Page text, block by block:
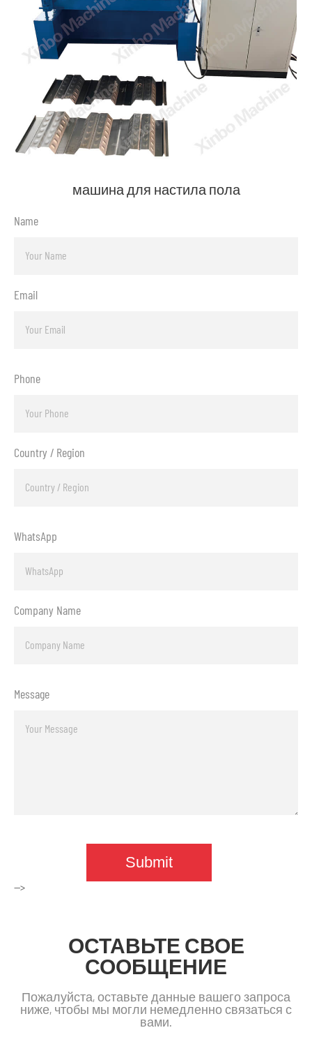
машина для настила пола
Name
Email
Phone
Country / Region
WhatsApp
Company Name
Message
-->
ОСТАВЬТЕ СВОЕ
СООБЩЕНИЕ
Пожалуйста, оставьте данные вашего запроса
ниже, чтобы мы могли немедленно связаться с
вами.